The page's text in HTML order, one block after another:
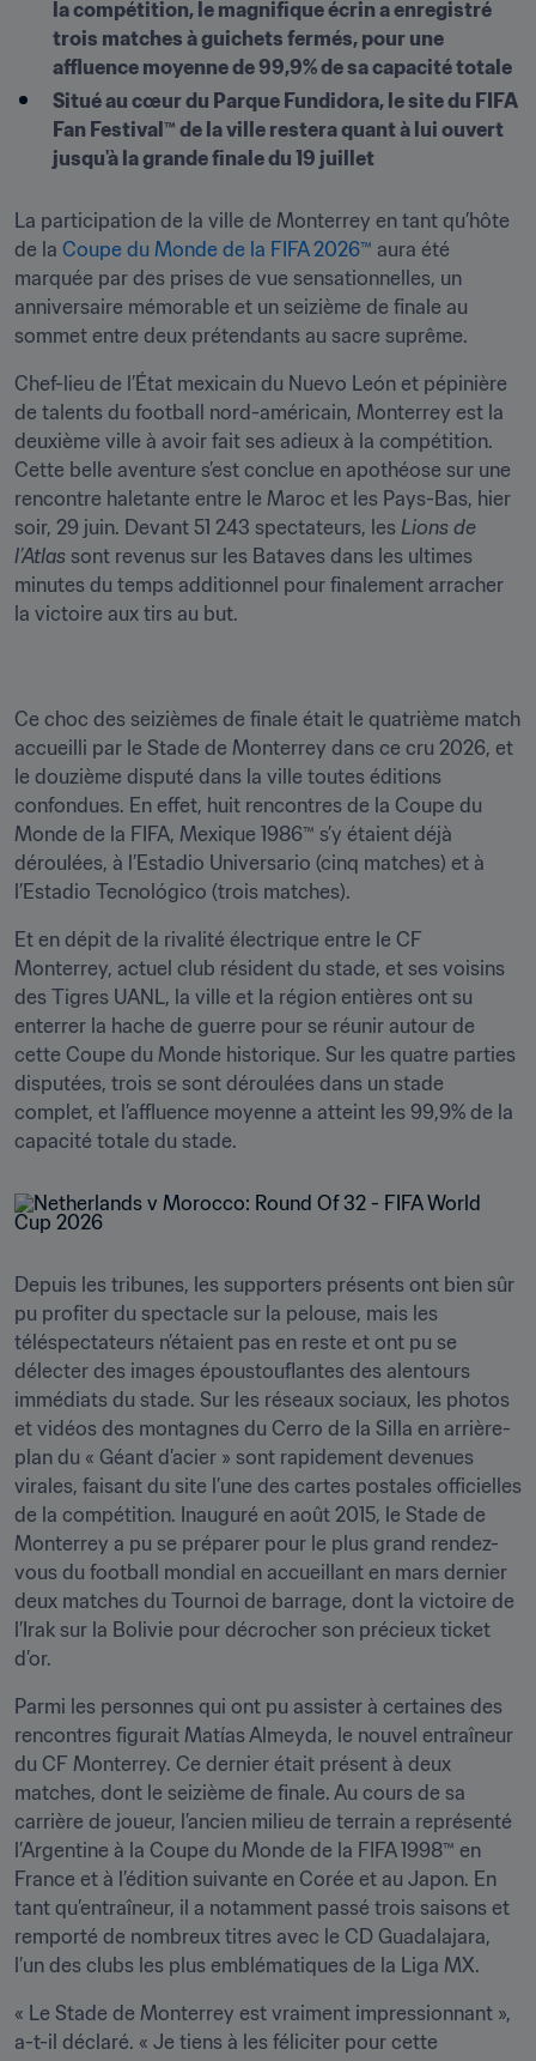
la compétition, le magnifique écrin a enregistré
trois matches à guichets fermés, pour une
affluence moyenne de 99,9% de sa capacité totale
Situé au cœur du Parque Fundidora, le site du FIFA
Fan Festival™ de la ville restera quant à lui ouvert
jusqu'à la grande finale du 19 juillet
La participation de la ville de Monterrey en tant qu’hôte
de la Coupe du Monde de la FIFA 2026™ aura été
marquée par des prises de vue sensationnelles, un
anniversaire mémorable et un seizième de finale au
sommet entre deux prétendants au sacre suprême.
Chef-lieu de l’État mexicain du Nuevo León et pépinière
de talents du football nord-américain, Monterrey est la
deuxième ville à avoir fait ses adieux à la compétition.
Cette belle aventure s’est conclue en apothéose sur une
rencontre haletante entre le Maroc et les Pays-Bas, hier
soir, 29 juin. Devant 51 243 spectateurs, les Lions de
l’Atlas sont revenus sur les Bataves dans les ultimes
minutes du temps additionnel pour finalement arracher
la victoire aux tirs au but.
Ce choc des seizièmes de finale était le quatrième match
accueilli par le Stade de Monterrey dans ce cru 2026, et
le douzième disputé dans la ville toutes éditions
confondues. En effet, huit rencontres de la Coupe du
Monde de la FIFA, Mexique 1986™ s’y étaient déjà
déroulées, à l’Estadio Universario (cinq matches) et à
l’Estadio Tecnológico (trois matches).
Et en dépit de la rivalité électrique entre le CF
Monterrey, actuel club résident du stade, et ses voisins
des Tigres UANL, la ville et la région entières ont su
enterrer la hache de guerre pour se réunir autour de
cette Coupe du Monde historique. Sur les quatre parties
disputées, trois se sont déroulées dans un stade
complet, et l’affluence moyenne a atteint les 99,9% de la
capacité totale du stade.
Depuis les tribunes, les supporters présents ont bien sûr
pu profiter du spectacle sur la pelouse, mais les
téléspectateurs n’étaient pas en reste et ont pu se
délecter des images époustouflantes des alentours
immédiats du stade. Sur les réseaux sociaux, les photos
et vidéos des montagnes du Cerro de la Silla en arrière-
plan du « Géant d’acier » sont rapidement devenues
virales, faisant du site l’une des cartes postales officielles
de la compétition. Inauguré en août 2015, le Stade de
Monterrey a pu se préparer pour le plus grand rendez-
vous du football mondial en accueillant en mars dernier
deux matches du Tournoi de barrage, dont la victoire de
l’Irak sur la Bolivie pour décrocher son précieux ticket
d’or.
Parmi les personnes qui ont pu assister à certaines des
rencontres figurait Matías Almeyda, le nouvel entraîneur
du CF Monterrey. Ce dernier était présent à deux
matches, dont le seizième de finale. Au cours de sa
carrière de joueur, l’ancien milieu de terrain a représenté
l’Argentine à la Coupe du Monde de la FIFA 1998™ en
France et à l’édition suivante en Corée et au Japon. En
tant qu’entraîneur, il a notamment passé trois saisons et
remporté de nombreux titres avec le CD Guadalajara,
l’un des clubs les plus emblématiques de la Liga MX.
« Le Stade de Monterrey est vraiment impressionnant »,
a-t-il déclaré. « Je tiens à les féliciter pour cette